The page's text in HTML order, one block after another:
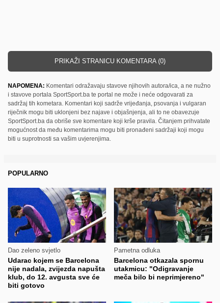
PRIKAŽI STRANICU KOMENTARA (0)
NAPOMENA: Komentari odražavaju stavove njihovih autora/ica, a ne nužno
i stavove portala SportSport.ba te portal ne može i neće odgovarati za
sadržaj tih kometara. Komentari koji sadrže vrijeđanja, psovanja i vulgaran
riječnik mogu biti uklonjeni bez najave i objašnjenja, ali to ne obavezuje
SportSport.ba da obriše sve komentare koji krše pravila. Čitanjem prihvatate
mogućnost da među komentarima mogu biti pronađeni sadržaji koji mogu
biti u suprotnosti sa vašim uvjerenjima.
POPULARNO
Dao zeleno svjetlo
Udarac kojem se Barcelona
nije nadala, zvijezda napušta
klub, do 12. avgusta sve će
biti gotovo
Pametna odluka
Barcelona otkazala spornu
utakmicu: "Odigravanje
meča bilo bi neprimjereno"